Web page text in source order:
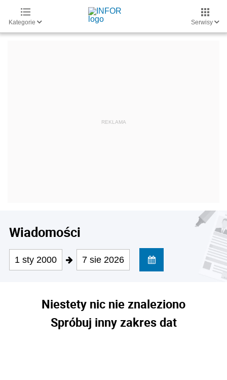
Kategorie Serwisy
Wiadomości
1 sty 2000 7 sie 2026
Niestety nic nie znaleziono
Spróbuj inny zakres dat